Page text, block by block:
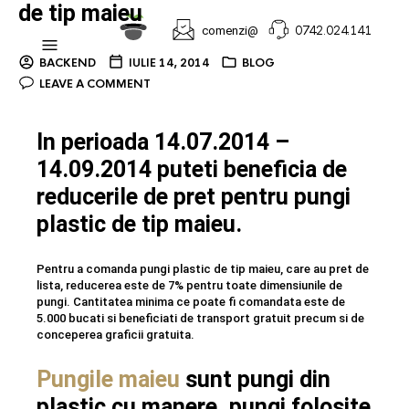
comenzi@ 0742.024.141
de tip maieu
BACKEND IULIE 14, 2014
BLOG
LEAVE A COMMENT
In perioada 14.07.2014 –
14.09.2014 puteti beneficia de
reducerile de pret pentru pungi
plastic de tip maieu.
Pentru a comanda pungi plastic de tip maieu, care au pret de
lista, reducerea este de 7% pentru toate dimensiunile de
pungi. Cantitatea minima ce poate fi comandata este de
5.000 bucati si beneficiati de transport gratuit precum si de
conceperea graficii gratuita.
Pungile maieu sunt pungi din